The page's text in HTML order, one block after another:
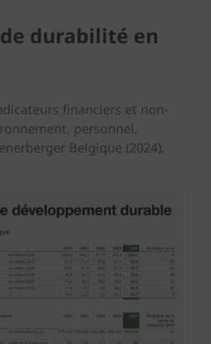
durabilité en
financiers et non-
personnel,
Belgique (2024).